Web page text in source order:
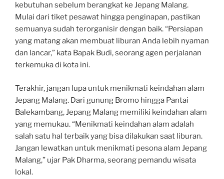
kebutuhan sebelum berangkat ke Jepang Malang.
Mulai dari tiket pesawat hingga penginapan, pastikan
semuanya sudah terorganisir dengan baik. “Persiapan
yang matang akan membuat liburan Anda lebih nyaman
dan lancar,” kata Bapak Budi, seorang agen perjalanan
terkemuka di kota ini.
Terakhir, jangan lupa untuk menikmati keindahan alam
Jepang Malang. Dari gunung Bromo hingga Pantai
Balekambang, Jepang Malang memiliki keindahan alam
yang memukau. “Menikmati keindahan alam adalah
salah satu hal terbaik yang bisa dilakukan saat liburan.
Jangan lewatkan untuk menikmati pesona alam Jepang
Malang,” ujar Pak Dharma, seorang pemandu wisata
lokal.